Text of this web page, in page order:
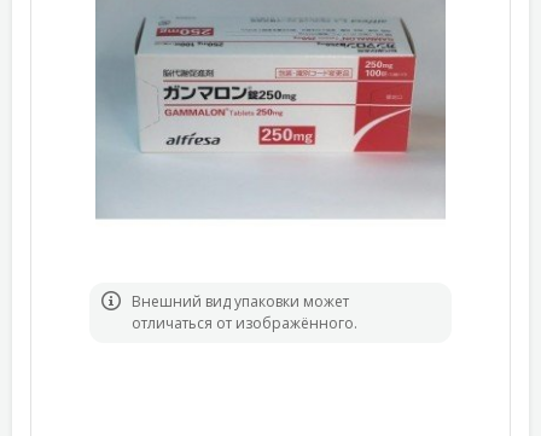
Bнешний вид упаковки может
отличаться от изображённого.